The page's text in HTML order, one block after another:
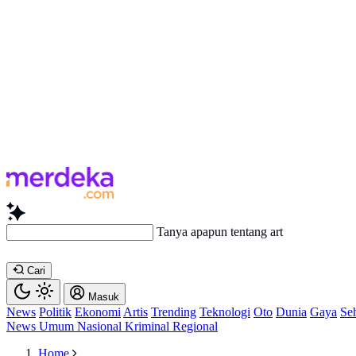
Tanya apapun tentang artikel
Cari
Masuk
News Politik Ekonomi Artis Trending Teknologi Oto Dunia Gaya
News Umum Nasional Kriminal Regional
Home